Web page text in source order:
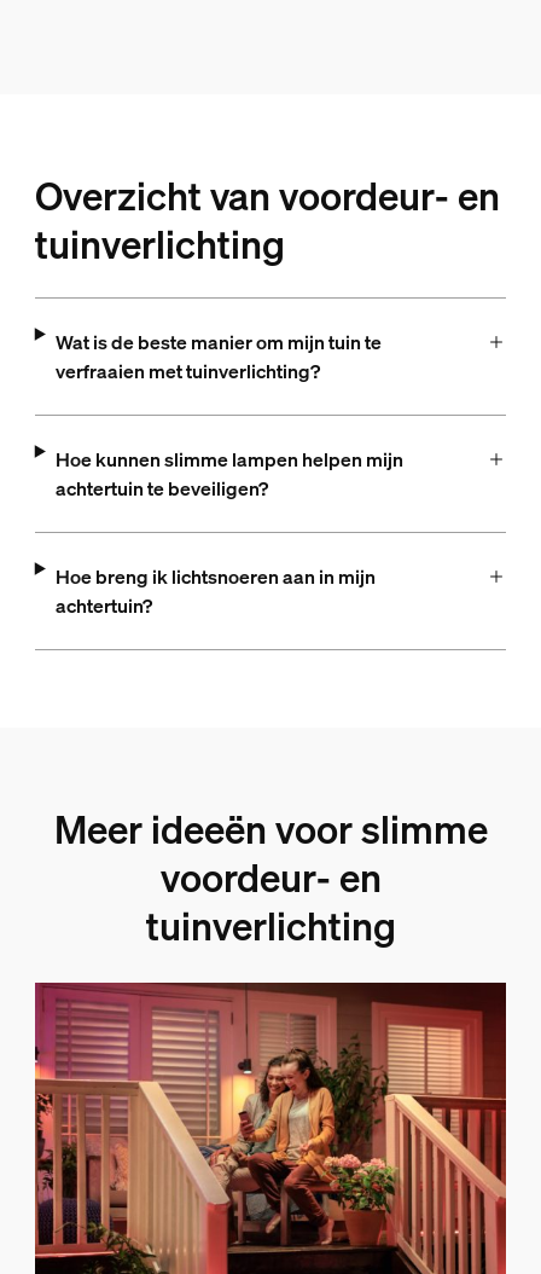
Overzicht van voordeur- en
tuinverlichting
Wat is de beste manier om mijn tuin te
verfraaien met tuinverlichting?
Hoe kunnen slimme lampen helpen mijn
achtertuin te beveiligen?
Hoe breng ik lichtsnoeren aan in mijn
achtertuin?
Meer ideeën voor slimme
voordeur- en
tuinverlichting